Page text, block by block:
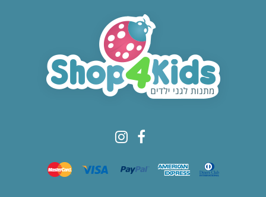
© All rights reserved to Shop4kids